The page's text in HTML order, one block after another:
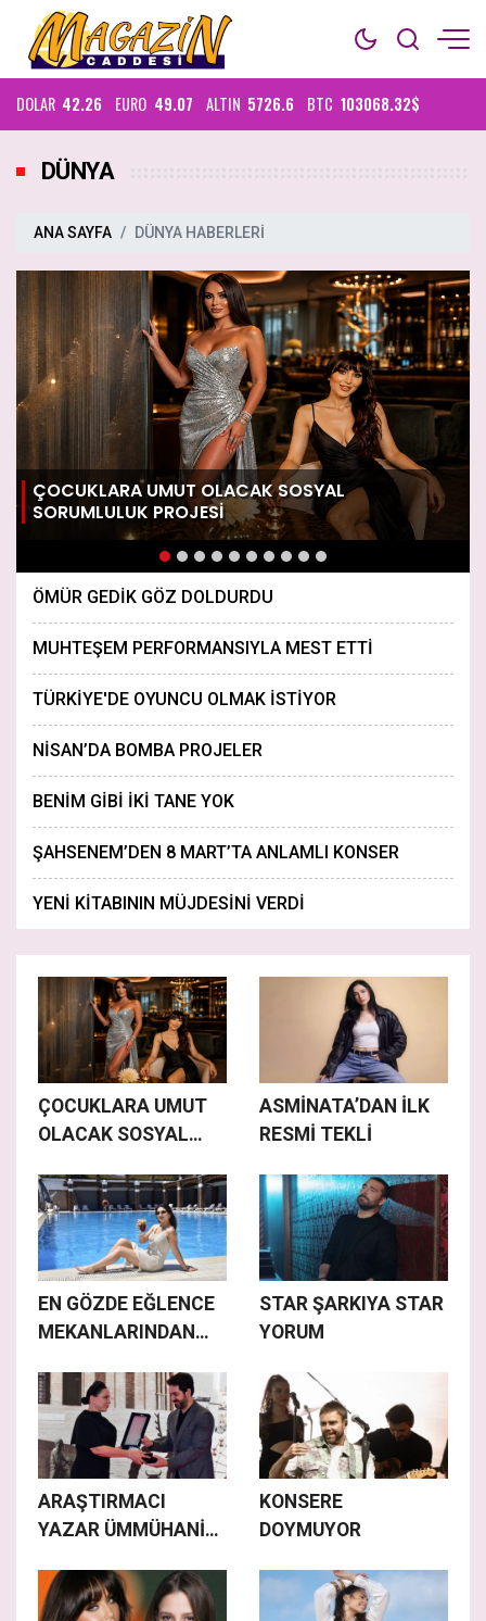
DOLAR 42.26 EURO 49.07 ALTIN 5726.6 BTC 103068.32$
DÜNYA
ANA SAYFA DÜNYA HABERLERİ
ÇOCUKLARA UMUT OLACAK SOSYAL
SORUMLULUK PROJESİ
ÖMÜR GEDİK GÖZ DOLDURDU
MUHTEŞEM PERFORMANSIYLA MEST ETTİ
TÜRKİYE'DE OYUNCU OLMAK İSTİYOR
NİSAN’DA BOMBA PROJELER
BENİM GİBİ İKİ TANE YOK
ŞAHSENEM’DEN 8 MART’TA ANLAMLI KONSER
YENİ KİTABININ MÜJDESİNİ VERDİ
ÇOCUKLARA UMUT
OLACAK SOSYAL
PROJESİ
ASMİNATA’DAN İLK
RESMİ TEKLİ
EN GÖZDE EĞLENCE
MEKANLARINDAN
STAR ŞARKIYA STAR
YORUM
ARAŞTIRMACI
YAZAR ÜMMÜHANİ
ÖDÜL
KONSERE
DOYMUYOR